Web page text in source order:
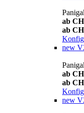
ab
ab
new
ab
ab
new